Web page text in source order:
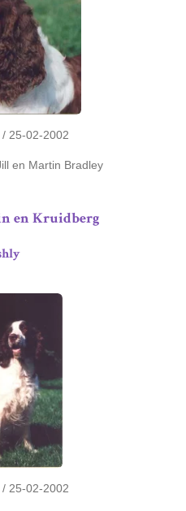
25-02-2002
en Martin Bradley
en Kruidberg
25-02-2002